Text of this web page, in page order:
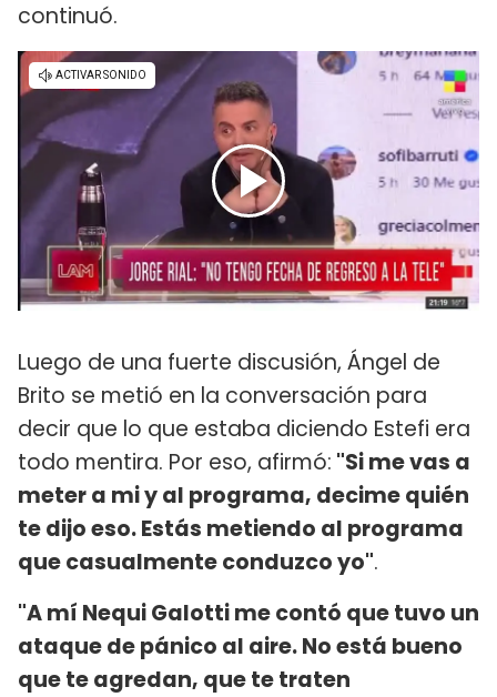
continuó.
Luego de una fuerte discusión, Ángel de
Brito se metió en la conversación para
decir que lo que estaba diciendo Estefi era
todo mentira. Por eso, afirmó: "Si me vas a
meter a mi y al programa, decime quién
te dijo eso. Estás metiendo al programa
que casualmente conduzco yo".
"A mí Nequi Galotti me contó que tuvo un
ataque de pánico al aire. No está bueno
que te agredan, que te traten